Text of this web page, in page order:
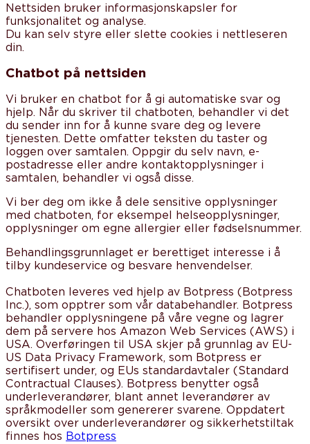
Nettsiden bruker informasjonskapsler for
funksjonalitet og analyse.
Du kan selv styre eller slette cookies i nettleseren
din.
Chatbot på nettsiden
Vi bruker en chatbot for å gi automatiske svar og
hjelp. Når du skriver til chatboten, behandler vi det
du sender inn for å kunne svare deg og levere
tjenesten. Dette omfatter teksten du taster og
loggen over samtalen. Oppgir du selv navn, e-
postadresse eller andre kontaktopplysninger i
samtalen, behandler vi også disse.
Vi ber deg om ikke å dele sensitive opplysninger
med chatboten, for eksempel helseopplysninger,
opplysninger om egne allergier eller fødselsnummer.
Behandlingsgrunnlaget er berettiget interesse i å
tilby kundeservice og besvare henvendelser.
Chatboten leveres ved hjelp av Botpress (Botpress
Inc.), som opptrer som vår databehandler. Botpress
behandler opplysningene på våre vegne og lagrer
dem på servere hos Amazon Web Services (AWS) i
USA. Overføringen til USA skjer på grunnlag av EU-
US Data Privacy Framework, som Botpress er
sertifisert under, og EUs standardavtaler (Standard
Contractual Clauses). Botpress benytter også
underleverandører, blant annet leverandører av
språkmodeller som genererer svarene. Oppdatert
oversikt over underleverandører og sikkerhetstiltak
finnes hos Botpress